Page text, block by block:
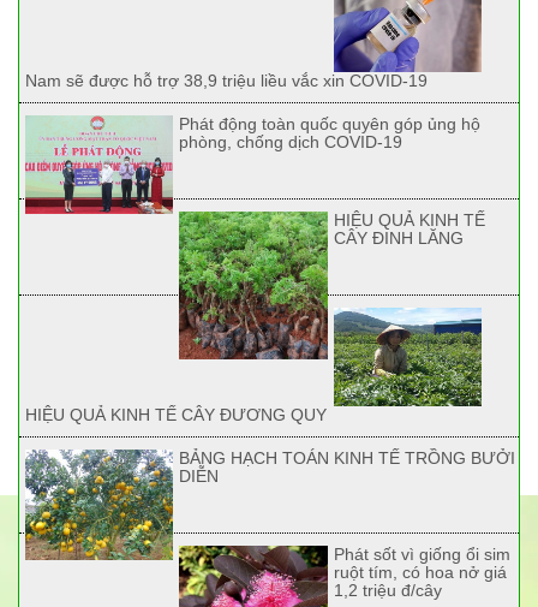
Nam sẽ được hỗ trợ 38,9 triệu liều vắc xin COVID-19
Phát động toàn quốc quyên góp ủng hộ
phòng, chống dịch COVID-19
HIỆU QUẢ KINH TẾ
CÂY ĐINH LĂNG
HIỆU QUẢ KINH TẾ CÂY ĐƯƠNG QUY
BẢNG HẠCH TOÁN KINH TẾ TRỒNG BƯỞI
DIỄN
Phát sốt vì giống ổi sim
ruột tím, có hoa nở giá
1,2 triệu đ/cây